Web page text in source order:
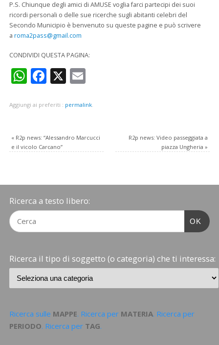
P.S. Chiunque degli amici di AMUSE voglia farci partecipi dei suoi
ricordi personali o delle sue ricerche sugli abitanti celebri del
Secondo Municipio è benvenuto su queste pagine e può scrivere
a roma2pass@gmail.com
CONDIVIDI QUESTA PAGINA:
WhatsApp
Facebook
X Email
Aggiungi ai preferiti : permalink.
«R2p news: “Alessandro Marcucci
e il vicolo Carcano”
R2p news: Video passeggiata a
piazza Ungheria»
Ricerca a testo libero:
OK
Ricerca il tipo di soggetto (o categoria) che ti interessa:
Ricerca sulle MAPPE. Ricerca per MATERIA. Ricerca per
PERIODO. Ricerca per TAG.